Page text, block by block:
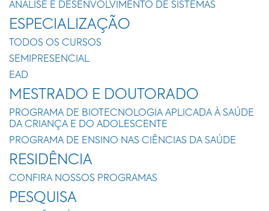
ANÁLISE E DESENVOLVIMENTO DE SISTEMAS
ESPECIALIZAÇÃO
TODOS OS CURSOS
SEMIPRESENCIAL
EAD
MESTRADO E DOUTORADO
PROGRAMA DE BIOTECNOLOGIA APLICADA À SAÚDE
DA CRIANÇA E DO ADOLESCENTE
PROGRAMA DE ENSINO NAS CIÊNCIAS DA SAÚDE
RESIDÊNCIA
CONFIRA NOSSOS PROGRAMAS
PESQUISA